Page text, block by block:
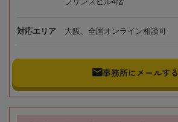
対応エリア 大阪、全国オンライン相談可
事務所にメールする